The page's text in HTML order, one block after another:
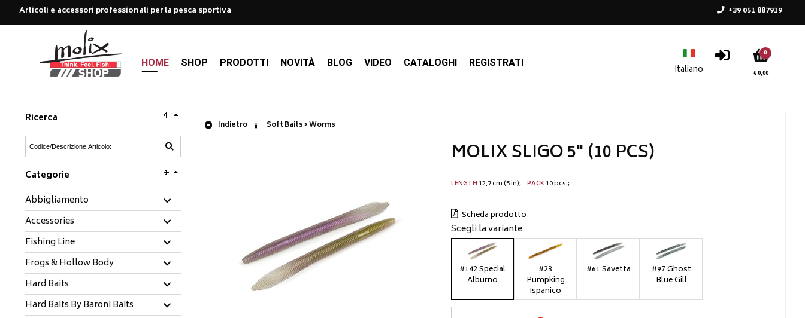
Articoli e accessori professionali per la pesca sportiva +39 051 887919
0
€ 0,00
HOME SHOP PRODOTTI NOVITÀ BLOG VIDEO CATALOGHI REGISTRATI
Ricerca
Categorie
Abbigliamento
Accessories
Fishing Line
Frogs & Hollow Body
Hard Baits
Hard Baits By Baroni Baits
Indietro Soft Baits > Worms
MOLIX SLIGO 5" (10 PCS)
LENGTH 12,7 cm (5 in) PACK10 pcs.
Scheda prodotto
Scegli la variante
#142 Special
Alburno
#23
Pumpking
Ispanico
#61 Savetta
#97 Ghost
Blue Gill